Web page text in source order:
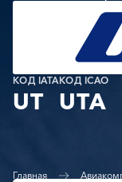
КОД IATA
UT
КОД ICAO
UTA
Главная